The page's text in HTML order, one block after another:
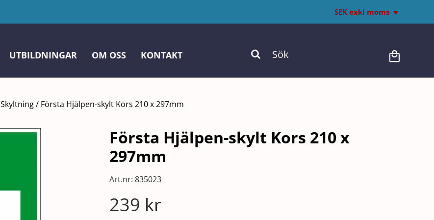
SEK exkl moms
UTBILDNINGAR OM OSS KONTAKT
efter:
Skyltning/ Första Hjälpen-skylt Kors 210 x 297mm
Första Hjälpen-skylt Kors 210 x
297mm
Art.nr: 835023
239 kr